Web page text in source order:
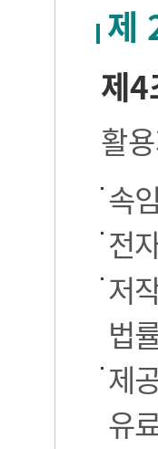
제
제4
활
속
전
저
법
제
유